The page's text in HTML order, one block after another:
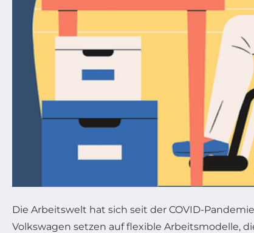
Die Arbeitswelt hat sich seit der COVID-
Volkswagen setzen auf flexible Arbeitsmodelle,